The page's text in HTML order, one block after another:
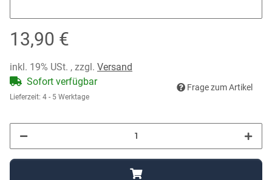
13,90 €
inkl. 19% USt. , zzgl. Versand
Sofort verfügbar
Lieferzeit: 4 - 5 Werktage
Frage zum Artikel